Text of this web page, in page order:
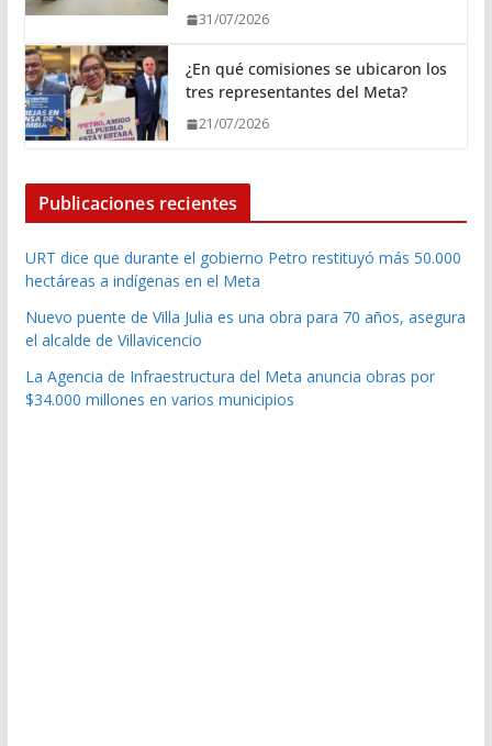
31/07/2026
¿En qué comisiones se ubicaron los
tres representantes del Meta?
21/07/2026
Publicaciones recientes
URT dice que durante el gobierno Petro restituyó más 50.000
hectáreas a indígenas en el Meta
Nuevo puente de Villa Julia es una obra para 70 años, asegura
el alcalde de Villavicencio
La Agencia de Infraestructura del Meta anuncia obras por
$34.000 millones en varios municipios